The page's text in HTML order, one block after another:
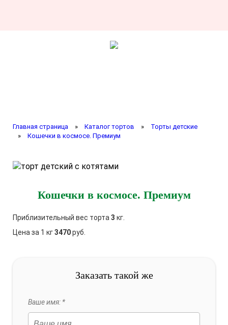
Главная страница » Каталог тортов »
Торты детские
»
Кошечки в космосе. Премиум
Кошечки в космосе. Премиум
Приблизительный вес торта 3 кг.
Цена за 1 кг3470руб.
Заказать такой же
Ваше имя: *